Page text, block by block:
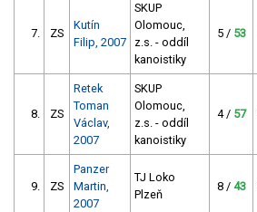
7. ZS
Kutín
Filip, 2007
SKUP
Olomouc,
z.s. - oddíl
kanoistiky
5 / 53
8. ZS
Retek
Toman
Václav,
2007
SKUP
Olomouc,
z.s. - oddíl
kanoistiky
4 / 57
9. ZS
Panzer
Martin,
2007
TJ Loko
Plzeň
8 / 43